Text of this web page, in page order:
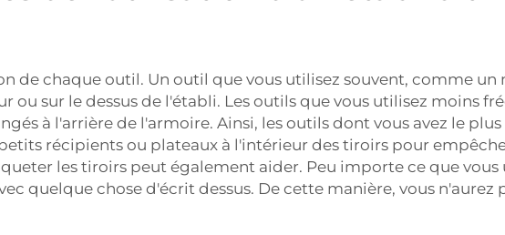
de chaque outil. Un outil que vous utilisez souvent, comme
ou sur le dessus de l'établi. Les outils que vous utilisez moins
à l'arrière de l'armoire. Ainsi, les outils dont vous avez le
récipients ou plateaux à l'intérieur des tiroirs pour
les tiroirs peut également aider. Peu importe ce que
quelque chose d'écrit dessus. De cette manière, vous